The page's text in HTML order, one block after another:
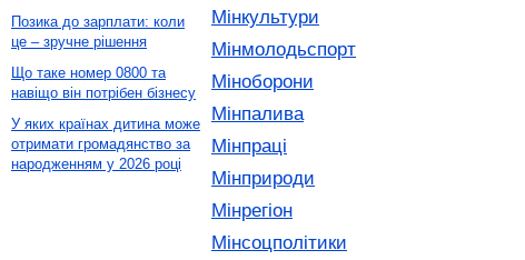
Мінкультури
Мінмолодьспорт
Міноборони
Мінпалива
Мінпраці
Мінприроди
Мінрегіон
Мінсоцполітики
Позика до зарплати: коли
це – зручне рішення
Що таке номер 0800 та
навіщо він потрібен бізнесу
У яких країнах дитина може
отримати громадянство за
народженням у 2026 році